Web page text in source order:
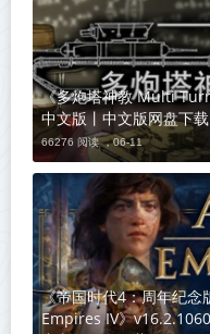
《多炮塔神教 Multi
中文版丨中文版网盘下载
66276 阅读 ，06-11
《帝国时代4：周年纪
Empires IV》